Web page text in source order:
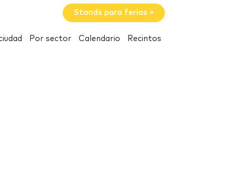
Stands para ferias »
Por sector Calendario Recintos